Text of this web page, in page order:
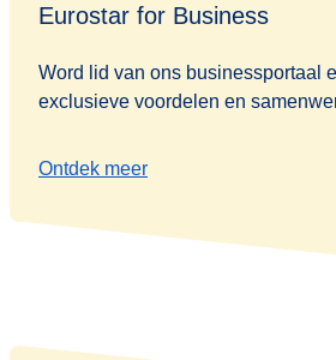
Eurostar for Business
Word lid van ons businessportaal
exclusieve voordelen en
Ontdek meer